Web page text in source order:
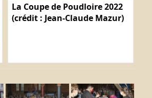
La Coupe de Poudloire 2022
(crédit : Jean-Claude Mazur)